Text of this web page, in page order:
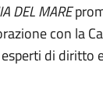
DEL MARE
con la
di diritto